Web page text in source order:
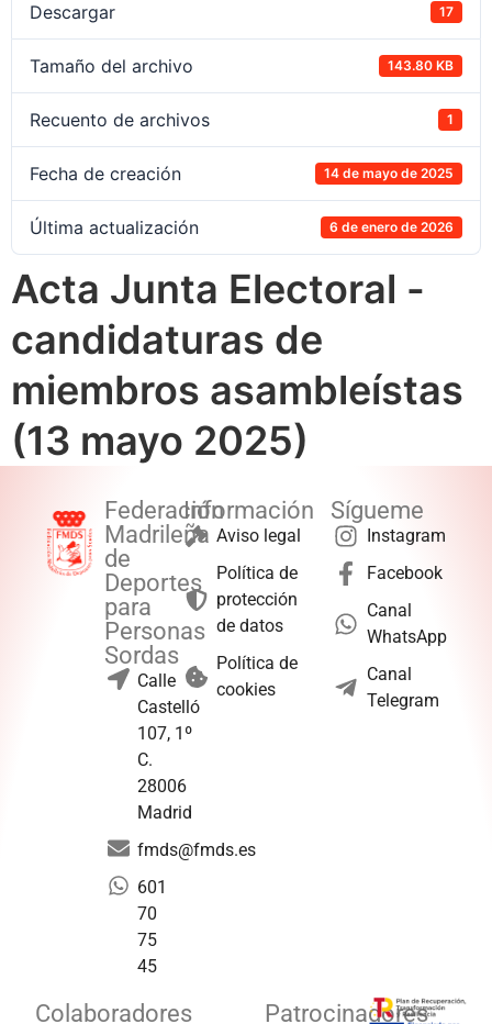
Descargar 17
Tamaño del archivo 143.80 KB
Recuento de archivos 1
Fecha de creación 14 de mayo de 2025
Última actualización 6 de enero de 2026
Acta Junta Electoral -
candidaturas de
miembros asambleístas
(13 mayo 2025)
Federación
Madrileña
de
Deportes
para
Personas
Sordas
Calle
Castelló
107, 1º
C.
28006
Madrid
fmds@fmds.es
601
70
75
45
Información
Aviso legal
Política de
protección
de datos
Política de
cookies
Sígueme
Instagram
Facebook
Canal
WhatsApp
Canal
Telegram
Colaboradores Patrocinadores